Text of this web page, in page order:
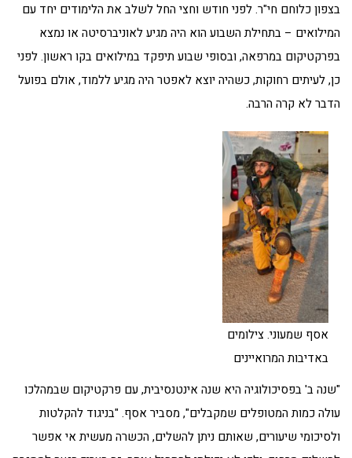
בצפון כלוחם חי"ר. לפני חודש וחצי החל לשלב את הלימודים יחד עם
המילואים – בתחילת השבוע הוא היה מגיע לאוניברסיטה או נמצא
בפרקטיקום במרפאה, ובסופי שבוע תיפקד במילואים בקו ראשון. לפני
כן, לעיתים רחוקות, כשהיה יוצא לאפטר היה מגיע ללמוד, אולם בפועל
הדבר לא קרה הרבה.
אסף שמעוני. צילומים
באדיבות המרואיינים
"שנה ב' בפסיכולוגיה היא שנה אינטנסיבית, עם פרקטיקום שבמהלכו
עולה כמות המטופלים שמקבלים", מסביר אסף. "בניגוד להקלטות
ולסיכומי שיעורים, שאותם ניתן להשלים, הכשרה מעשית אי אפשר